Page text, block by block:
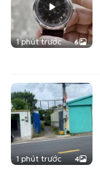
1 phút trước 6
1 phút trước 4